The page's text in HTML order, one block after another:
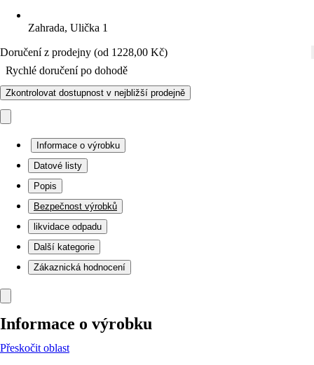
Zahrada, Ulička 1
Doručení z prodejny (od 1228,00 Kč)
Rychlé doručení po dohodě
Zkontrolovat dostupnost v nejbližší prodejně
Informace o výrobku
Datové listy
Popis
Bezpečnost výrobků
likvidace odpadu
Další kategorie
Zákaznická hodnocení
Informace o výrobku
Přeskočit oblast